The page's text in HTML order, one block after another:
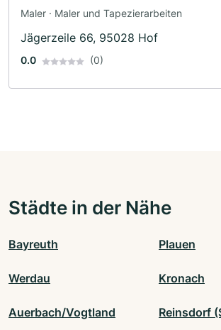
Maler · Maler und Tapezierarbeiten
Jägerzeile 66, 95028 Hof
0.0 (0)
Städte in der Nähe
Bayreuth Plauen
Werdau Kronach
Auerbach/Vogtland Reinsdorf